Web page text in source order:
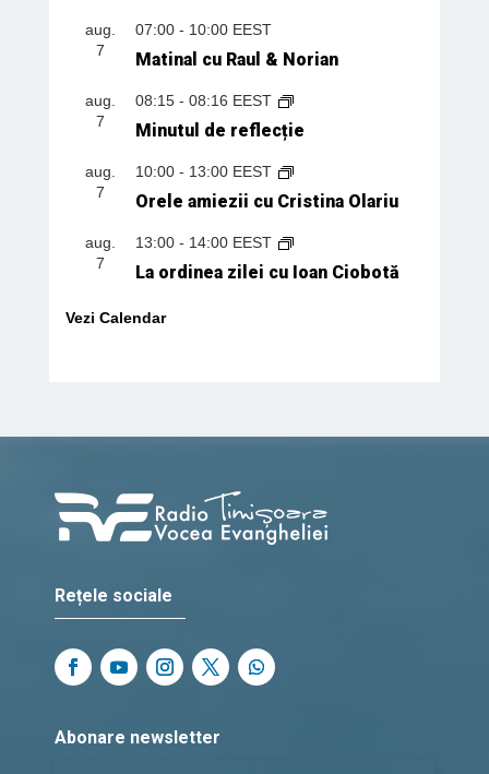
aug.
7
07:00- 10:00 EEST
Matinal cu Raul & Norian
aug.
7
08:15- 08:16 EEST
Minutul de reflecție
aug.
7
10:00- 13:00 EEST
Orele amiezii cu Cristina Olariu
aug.
7
13:00- 14:00 EEST
La ordinea zilei cu Ioan Ciobotă
Vezi Calendar
Rețele sociale
Abonare newsletter